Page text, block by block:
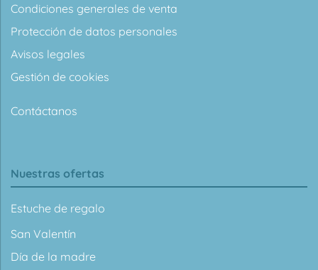
Condiciones generales de venta
Protección de datos personales
Avisos legales
Gestión de cookies
Contáctanos
Nuestras ofertas
Estuche de regalo
San Valentín
Día de la madre